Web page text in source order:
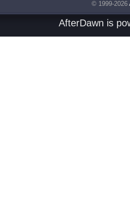
© 1999-2026
AfterDawn is